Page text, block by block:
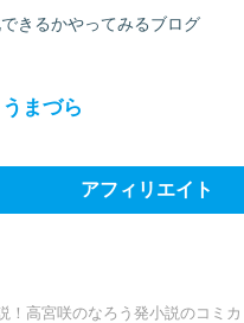
きるかやってみるブログ
うまづら
アフィリエイト
！高宮咲のなろう発小説のコミカ